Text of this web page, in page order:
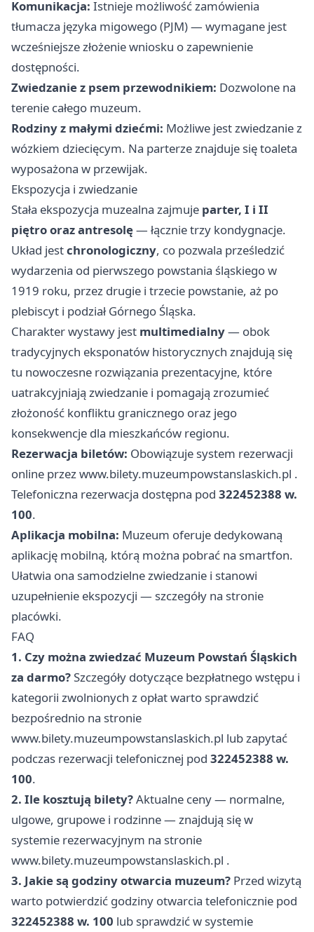
Komunikacja: Istnieje możliwość zamówienia
tłumacza języka migowego (PJM) — wymagane jest
wcześniejsze złożenie wniosku o zapewnienie
dostępności.
Zwiedzanie z psem przewodnikiem: Dozwolone na
terenie całego muzeum.
Rodziny z małymi dziećmi: Możliwe jest zwiedzanie z
wózkiem dziecięcym. Na parterze znajduje się toaleta
wyposażona w przewijak.
Ekspozycja i zwiedzanie
Stała ekspozycja muzealna zajmuje parter, I i II
piętro oraz antresolę— łącznie trzy kondygnacje.
Układ jestchronologiczny, co pozwala prześledzić
wydarzenia od pierwszego powstania śląskiego w
1919 roku, przez drugie i trzecie powstanie, aż po
plebiscyt i podział Górnego Śląska.
Charakter wystawy jest multimedialny— obok
tradycyjnych eksponatów historycznych znajdują się
tu nowoczesne rozwiązania prezentacyjne, które
uatrakcyjniają zwiedzanie i pomagają zrozumieć
złożoność konfliktu granicznego oraz jego
konsekwencje dla mieszkańców regionu.
Rezerwacja biletów: Obowiązuje system rezerwacji
online przezwww.bilety.muzeumpowstanslaskich.pl .
Telefoniczna rezerwacja dostępna pod 322452388 w.
100.
Aplikacja mobilna: Muzeum oferuje dedykowaną
aplikację mobilną, którą można pobrać na smartfon.
Ułatwia ona samodzielne zwiedzanie i stanowi
uzupełnienie ekspozycji — szczegóły na stronie
placówki.
FAQ
1. Czy można zwiedzać Muzeum Powstań Śląskich
za darmo?Szczegóły dotyczące bezpłatnego wstępu i
kategorii zwolnionych z opłat warto sprawdzić
bezpośrednio na stronie
www.bilety.muzeumpowstanslaskich.pl lub zapytać
podczas rezerwacji telefonicznej pod 322452388 w.
100.
2. Ile kosztują bilety?Aktualne ceny — normalne,
ulgowe, grupowe i rodzinne — znajdują się w
systemie rezerwacyjnym na stronie
www.bilety.muzeumpowstanslaskich.pl .
3. Jakie są godziny otwarcia muzeum? Przed wizytą
warto potwierdzić godziny otwarcia telefonicznie pod
322452388 w. 100 lub sprawdzić w systemie